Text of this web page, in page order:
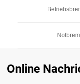
Online